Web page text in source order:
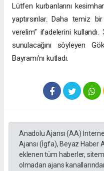
Lütfen kurbanlarını
yaptırsınlar. Daha temiz
verelim” ifadelerini
sunulacağını söyleyen
Bayramı’nı kutladı.
Anadolu Ajansı (AA)
Ajansı (İgfa), Beyaz Haber
eklenen tüm haberler,
olmadan ajans